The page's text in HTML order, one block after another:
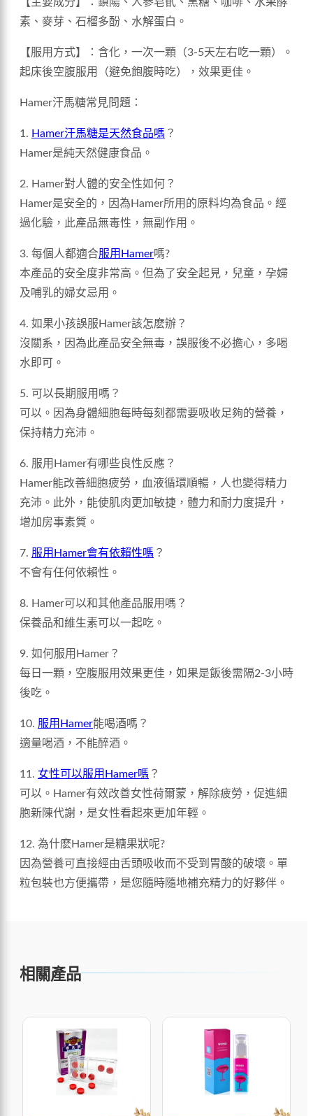
素、麥芽、石榴多酚、水解蛋白。
【服用方式】：含化，一次一顆（3-5天左右吃一顆）。
起床後空腹服用（避免飽腹時吃），效果更佳。
Hamer汗馬糖常見問題：
1. Hamer汗馬糖是天然食品嗎 ？
Hamer是純天然健康食品。
2. Hamer對人體的安全性如何？
Hamer是安全的，因為Hamer所用的原料均為食品。經
過化驗，此產品無毒性，無副作用。
3. 每個人都適合服用Hamer嗎?
本產品的安全度非常高。但為了安全起見，兒童，孕婦
及哺乳的婦女忌用。
4. 如果小孩誤服Hamer該怎麽辦？
沒關系，因為此產品安全無毒，誤服後不必擔心，多喝
水即可。
5. 可以長期服用嗎？
可以。因為身體細胞每時每刻都需要吸收足夠的營養，
保持精力充沛。
6. 服用Hamer有哪些良性反應？
Hamer能改善細胞疲勞，血液循環順暢，人也變得精力
充沛。此外，能使肌肉更加敏捷，體力和耐力度提升，
增加房事素質。
7. 服用Hamer會有依賴性嗎 ？
不會有任何依賴性。
8. Hamer可以和其他產品服用嗎？
保養品和維生素可以一起吃。
9. 如何服用Hamer？
每日一顆，空腹服用效果更佳，如果是飯後需隔2-3小時
後吃。
10. 服用Hamer能喝酒嗎？
適量喝酒，不能醉酒。
11. 女性可以服用Hamer嗎 ？
可以。Hamer有效改善女性荷爾蒙，解除疲勞，促進細
胞新陳代謝，是女性看起來更加年輕。
12. 為什麽Hamer是糖果狀呢?
因為營養可直接經由舌頭吸收而不受到胃酸的破壞。單
粒包裝也方便攜帶，是您隨時隨地補充精力的好夥伴。
相關產品